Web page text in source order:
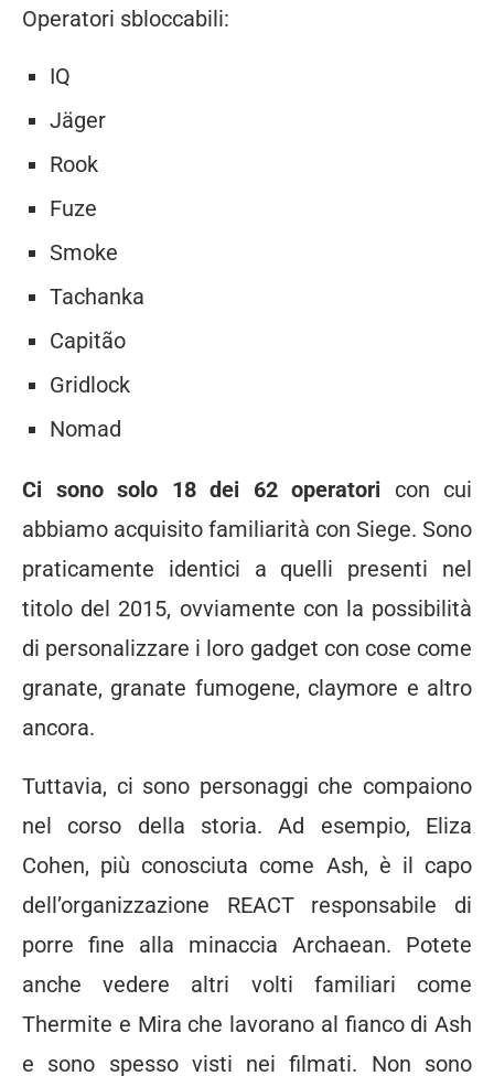
Operatori sbloccabili:
IQ
Jäger
Rook
Fuze
Smoke
Tachanka
Capitão
Gridlock
Nomad
Ci sono solo 18 dei 62 operatori con cui
abbiamo acquisito familiarità con Siege. Sono
praticamente identici a quelli presenti nel
titolo del 2015, ovviamente con la possibilità
di personalizzare i loro gadget con cose come
granate, granate fumogene, claymore e altro
ancora.
Tuttavia, ci sono personaggi che compaiono
nel corso della storia. Ad esempio, Eliza
Cohen, più conosciuta come Ash, è il capo
dell’organizzazione REACT responsabile di
porre fine alla minaccia Archaean. Potete
anche vedere altri volti familiari come
Thermite e Mira che lavorano al fianco di Ash
e sono spesso visti nei filmati. Non sono